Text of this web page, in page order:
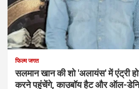
फिल्म जगत
सलमान खान की शो 'अलायंस' में एंट्री
करने पहुंचेंगे, काउबॉय हैट और ऑल-